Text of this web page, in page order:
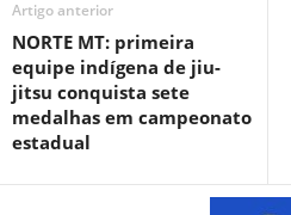
Artigo anterior
NORTE MT: primeira
equipe indígena de jiu-
jitsu conquista sete
medalhas em campeonato
estadual